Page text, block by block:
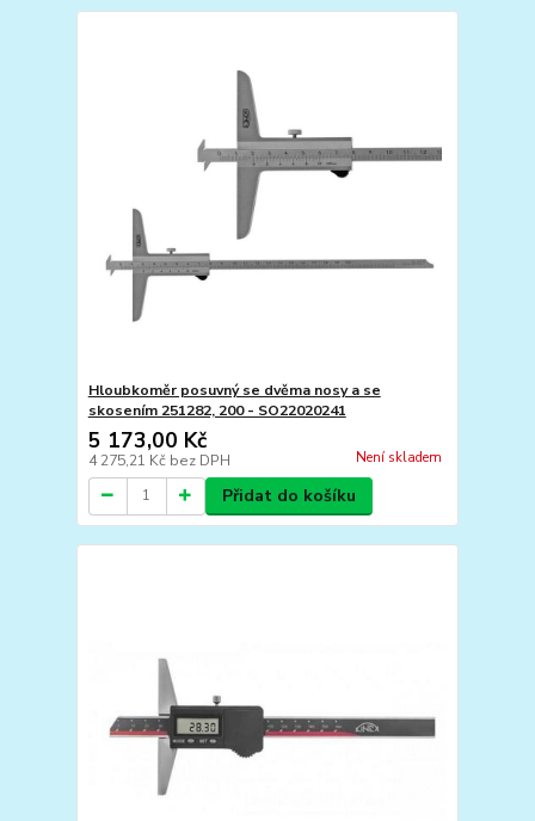
Hloubkoměr posuvný se dvěma nosy a se
skosením 251282, 200 - SO22020241
5 173,00 Kč
4 275,21 Kč bez DPH Není skladem
Přidat do košíku